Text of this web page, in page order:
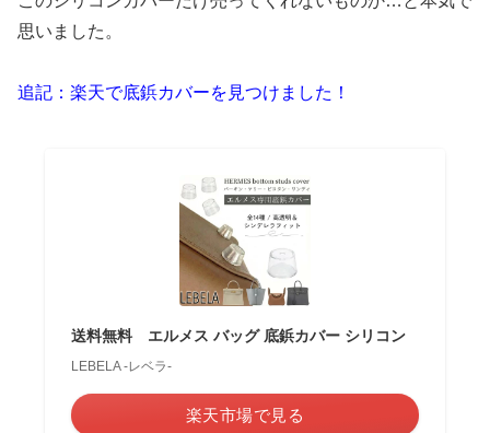
思いました。
追記：楽天で底鋲カバーを見つけました！
送料無料 エルメス バッグ 底鋲カバー シリコン
LEBELA -レベラ-
楽天市場で見る